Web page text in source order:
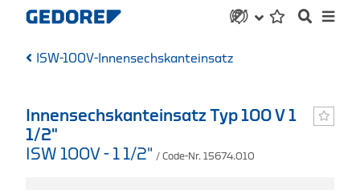
ISW-100V-Innensechskanteinsatz
Innensechskanteinsatz Typ 100 V 1
1/2"
ISW 100V - 1 1/2" / Code-Nr. 15674.010